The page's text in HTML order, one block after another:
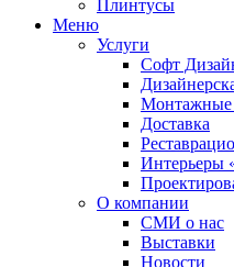
Плинтусы
Меню
Услуги
Софт
Монтажные
Доставка
Интерьеры
О компании
СМИ о нас
Выставки
Новости